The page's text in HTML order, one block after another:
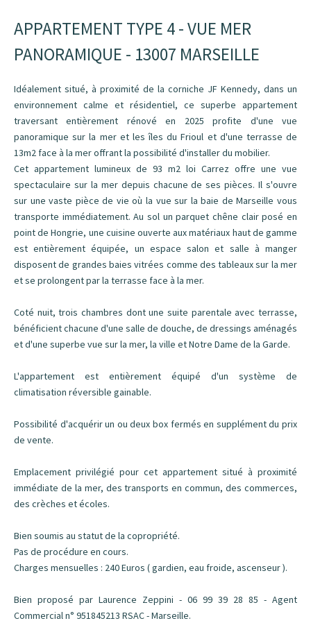
APPARTEMENT TYPE 4 - VUE MER
PANORAMIQUE - 13007 MARSEILLE
Idéalement situé, à proximité de la corniche JF Kennedy, dans un
environnement calme et résidentiel, ce superbe appartement
traversant entièrement rénové en 2025 profite d'une vue
panoramique sur la mer et les îles du Frioul et d'une terrasse de
13m2 face à la mer offrant la possibilité d'installer du mobilier.
Cet appartement lumineux de 93 m2 loi Carrez offre une vue
spectaculaire sur la mer depuis chacune de ses pièces. Il s'ouvre
sur une vaste pièce de vie où la vue sur la baie de Marseille vous
transporte immédiatement. Au sol un parquet chêne clair posé en
point de Hongrie, une cuisine ouverte aux matériaux haut de gamme
est entièrement équipée, un espace salon et salle à manger
disposent de grandes baies vitrées comme des tableaux sur la mer
et se prolongent par la terrasse face à la mer.
Coté nuit, trois chambres dont une suite parentale avec terrasse,
bénéficient chacune d'une salle de douche, de dressings aménagés
et d'une superbe vue sur la mer, la ville et Notre Dame de la Garde.
L'appartement est entièrement équipé d'un système de
climatisation réversible gainable.
Possibilité d'acquérir un ou deux box fermés en supplément du prix
de vente.
Emplacement privilégié pour cet appartement situé à proximité
immédiate de la mer, des transports en commun, des commerces,
des crèches et écoles.
Bien soumis au statut de la copropriété.
Pas de procédure en cours.
Charges mensuelles : 240 Euros ( gardien, eau froide, ascenseur ).
Bien proposé par Laurence Zeppini - 06 99 39 28 85 - Agent
Commercial n° 951845213 RSAC - Marseille.